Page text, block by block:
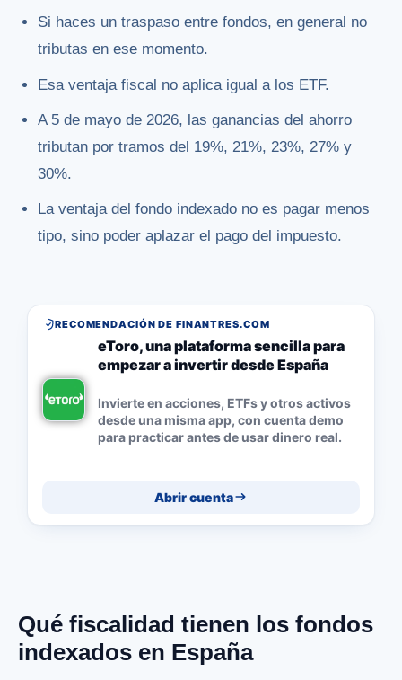
Si haces un traspaso entre fondos, en general no
tributas en ese momento.
Esa ventaja fiscal no aplica igual a los ETF.
A 5 de mayo de 2026, las ganancias del ahorro
tributan por tramos del 19%, 21%, 23%, 27% y
30%.
La ventaja del fondo indexado no es pagar menos
tipo, sino poder aplazar el pago del impuesto.
RECOMENDACIÓN DE FINANTRES.COM
eToro, una plataforma sencilla para
empezar a invertir desde España
Invierte en acciones, ETFs y otros activos
desde una misma app, con cuenta demo
para practicar antes de usar dinero real.
Abrir cuenta
Qué fiscalidad tienen los fondos
indexados en España